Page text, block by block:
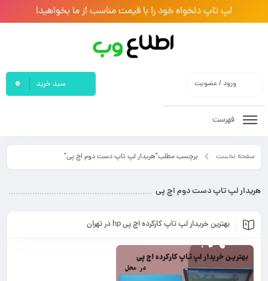
لپ تاپ دلخواه خود را با قیمت مناسب از ما بخواهید!
ورود / عضویت سبد خرید 0
فهرست
صفحه نخست برچسب مطلب"هریدار لپ تاپ دست دوم اچ پی"
هریدار لپ تاپ دست دوم اچ پی
بهترین خریدار لپ تاپ کارکرده اچ پی hp در تهران